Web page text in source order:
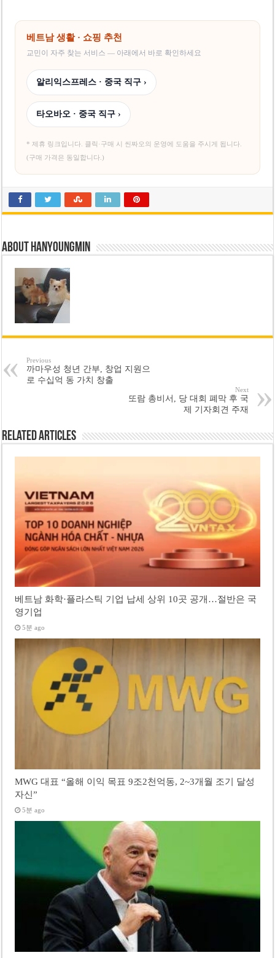
베트남 생활 · 쇼핑 추천
교민이 자주 찾는 서비스 — 아래에서 바로 확인하세요
알리익스프레스 · 중국 직구 ›
타오바오 · 중국 직구 ›
* 제휴 링크입니다. 클릭·구매 시 씬짜오의 운영에 도움을 주시게 됩니다.
(구매 가격은 동일합니다.)
About hanyoungmin
Previous
까마우성 청년 간부, 창업 지원으
로 수십억 동 가치 창출
Next
또람 총비서, 당 대회 폐막 후 국
제 기자회견 주재
Related Articles
베트남 화학·플라스틱 기업 납세 상위 10곳 공개…절반은 국
영기업
5분 ago
MWG 대표 “올해 이익 목표 9조2천억동, 2~3개월 조기 달성
자신”
5분 ago